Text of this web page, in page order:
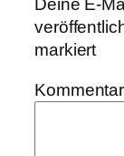
Deine E-
markiert